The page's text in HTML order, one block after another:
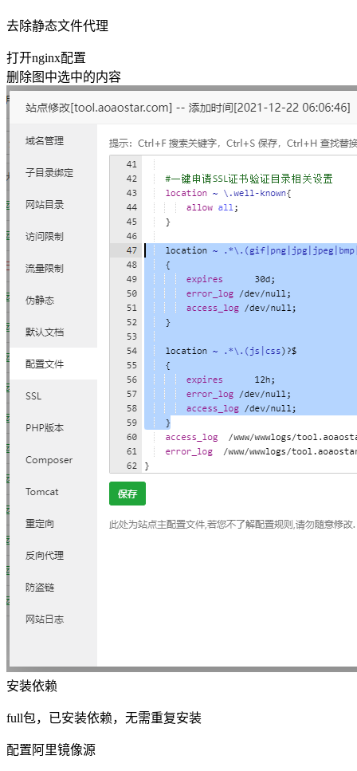
去除静态文件代理
打开nginx配置
删除图中选中的内容
安装依赖
full包，已安装依赖，无需重复安装
配置阿里镜像源